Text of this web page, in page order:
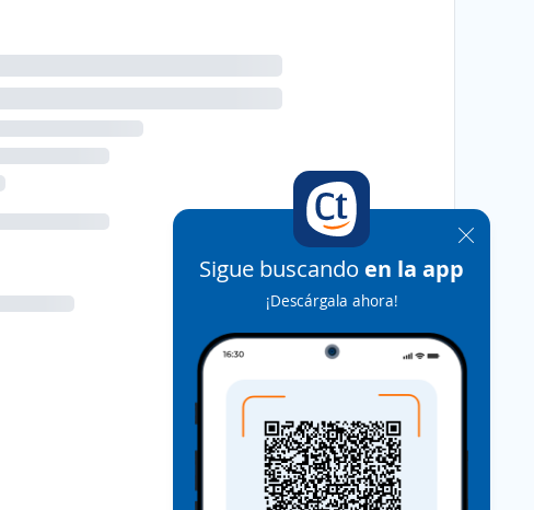
Sigue buscando en la app
¡Descárgala ahora!